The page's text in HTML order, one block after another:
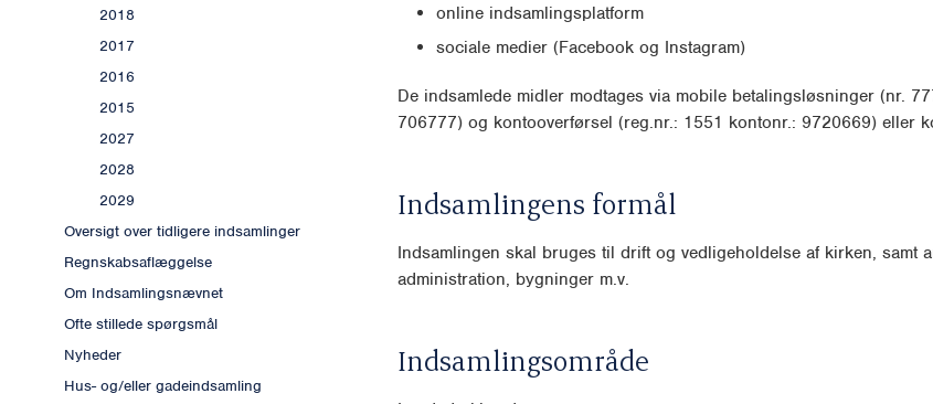
2018
2017
2016
2015
2027
2028
2029
Oversigt over tidligere indsamlinger
Regnskabsaflæggelse
Om Indsamlingsnævnet
Ofte stillede spørgsmål
Nyheder
Hus- og/eller gadeindsamling
online indsamlingsplatform
sociale medier (Facebook og Instagram)
De indsamlede midler modtages via mobile betalingsløsninger (nr.
706777) og kontooverførsel (reg.nr.: 1551 kontonr.: 9720669) eller
Indsamlingens formål
Indsamlingen skal bruges til drift og vedligeholdelse af kirken, samt
administration, bygninger m.v.
Indsamlingsområde